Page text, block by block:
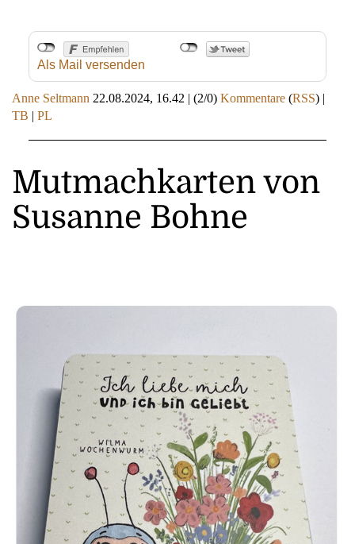
Als Mail versenden
Anne Seltmann 22.08.2024, 16.42 | (2/0) Kommentare (RSS) |
TB | PL
Mutmachkarten von
Susanne Bohne